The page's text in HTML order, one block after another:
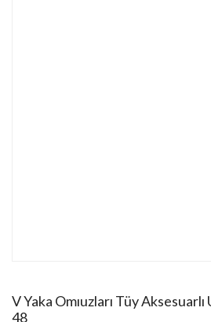
V Yaka Omıuzları Tüy
48